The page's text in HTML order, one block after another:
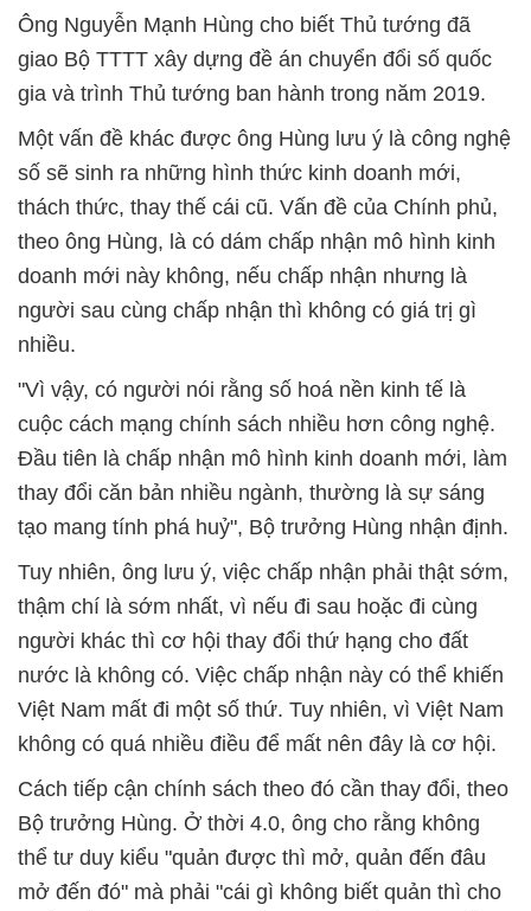
Ông Nguyễn Mạnh Hùng cho biết Thủ tướng đã
giao Bộ TTTT xây dựng đề án chuyển đổi số quốc
gia và trình Thủ tướng ban hành trong năm 2019.
Một vấn đề khác được ông Hùng lưu ý là công nghệ
số sẽ sinh ra những hình thức kinh doanh mới,
thách thức, thay thế cái cũ. Vấn đề của Chính phủ,
theo ông Hùng, là có dám chấp nhận mô hình kinh
doanh mới này không, nếu chấp nhận nhưng là
người sau cùng chấp nhận thì không có giá trị gì
nhiều.
"Vì vậy, có người nói rằng số hoá nền kinh tế là
cuộc cách mạng chính sách nhiều hơn công nghệ.
Đầu tiên là chấp nhận mô hình kinh doanh mới, làm
thay đổi căn bản nhiều ngành, thường là sự sáng
tạo mang tính phá huỷ", Bộ trưởng Hùng nhận định.
Tuy nhiên, ông lưu ý, việc chấp nhận phải thật sớm,
thậm chí là sớm nhất, vì nếu đi sau hoặc đi cùng
người khác thì cơ hội thay đổi thứ hạng cho đất
nước là không có. Việc chấp nhận này có thể khiến
Việt Nam mất đi một số thứ. Tuy nhiên, vì Việt Nam
không có quá nhiều điều để mất nên đây là cơ hội.
Cách tiếp cận chính sách theo đó cần thay đổi, theo
Bộ trưởng Hùng. Ở thời 4.0, ông cho rằng không
thể tư duy kiểu "quản được thì mở, quản đến đâu
mở đến đó" mà phải "cái gì không biết quản thì cho